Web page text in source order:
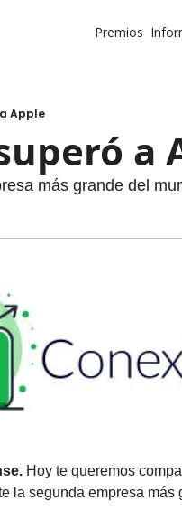
Premios
Apple
a
más grande del
Hoy te queremos
la segunda empresa más